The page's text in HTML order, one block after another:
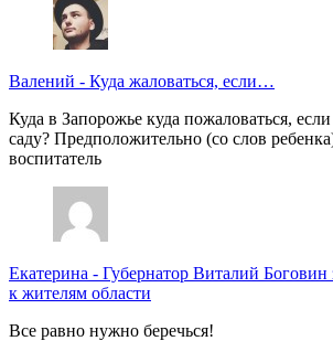
Валений - Куда жаловаться, если…
Куда в Запорожье куда пожаловаться,
саду? Предположительно (со слов
воспитатель
Екатерина - Губернатор Виталий Боговин
к жителям области
Все равно нужно беречься!